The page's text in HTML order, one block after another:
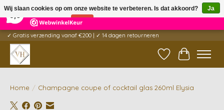
5 Reviews ×
✓ Gratis verzending vanaf €200 | ✓ 14 dagen retourneren
Verlanglijst
Home / Champagne coupe of cocktail glas 260ml Elysia
Wij slaan cookies op om onze website te verbeteren. Is dat akkoord?
Ja
Nee